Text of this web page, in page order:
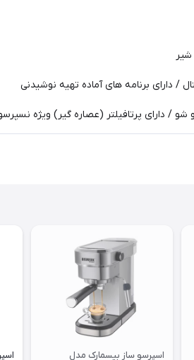
دارای برنامه های آماده تهیه نوشیدنی
/ دارای پرتافیلتر (عصاره گیر) ویژه
اسپرسو ساز بیسمارک مدل